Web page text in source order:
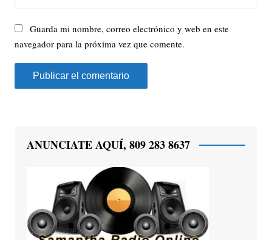
Guarda mi nombre, correo electrónico y web en este
navegador para la próxima vez que comente.
ANUNCIATE AQUÍ, 809 283 8637